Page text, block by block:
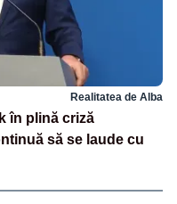
Realitatea de Alba
în plină criză
să se laude cu